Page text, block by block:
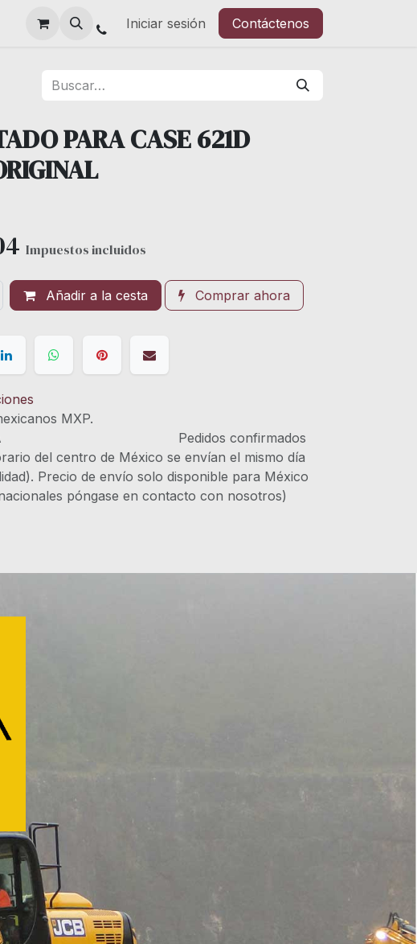
Iniciar sesión Contáctenos
PARA CASE 621D
Impuestos incluidos
Añadir a la cesta Comprar ahora
MXP.
IVA Pedidos confirmados
del centro de México se envían el mismo día
Precio de envío solo disponible para México
póngase en contacto con nosotros)